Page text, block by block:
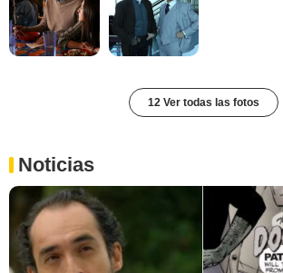
12 Ver todas las fotos
Noticias